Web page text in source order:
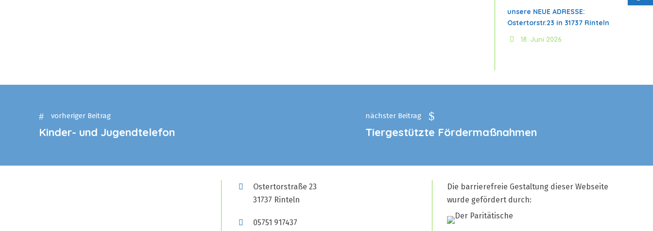
unsere NEUE ADRESSE:
Ostertorstr.23 in 31737 Rinteln
18. Juni 2026
vorheriger Beitrag
Kinder- und Jugendtelefon
nächster Beitrag
Tiergestützte Fördermaßnahmen
Ostertorstraße 23
31737 Rinteln
05751 917437
Die barrierefreie Gestaltung dieser Webseite
wurde gefördert durch: